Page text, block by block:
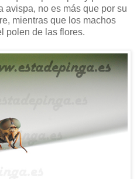
avispa, no es más que por su
mientras que los machos
polen de las flores.